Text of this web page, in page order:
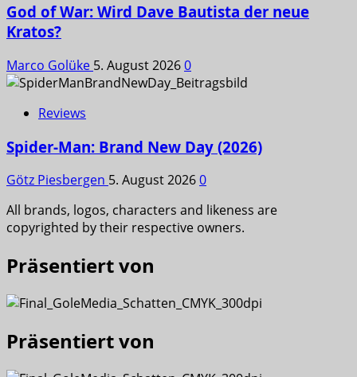
God of War: Wird Dave Bautista der neue
Kratos?
Marco Golüke 5. August 20260
Reviews
Spider-Man: Brand New Day (2026)
Götz Piesbergen 5. August 20260
All brands, logos, characters and likeness are
copyrighted by their respective owners.
Präsentiert von
Präsentiert von